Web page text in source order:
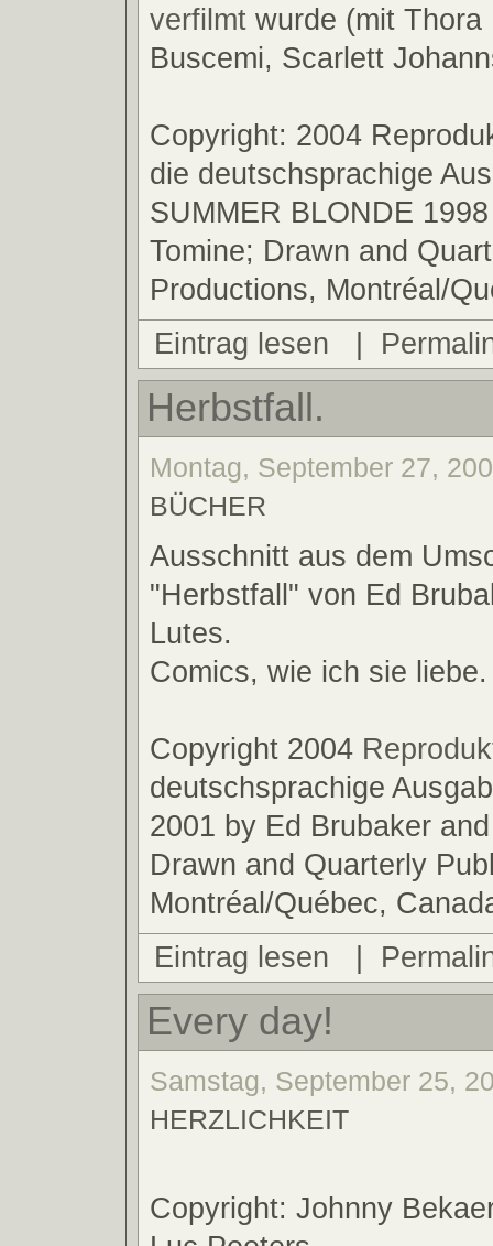
verfilmt wurde (mit Thora
Buscemi, Scarlett
Copyright: 2004
die deutschsprachige
SUMMER BLONDE
Tomine; Drawn and
Productions, Montréal/
Eintrag lesen
|
Herbstfall.
Montag, September 27,
BÜCHER
Ausschnitt aus dem
"Herbstfall" von Ed
Lutes.
Comics, wie ich sie liebe.
Copyright 2004
deutschsprachige
2001 by Ed Brubaker
Drawn and Quarterly
Montréal/Québec,
Eintrag lesen
|
Every day!
Samstag, September 25,
HERZLICHKEIT
Copyright: Johnny